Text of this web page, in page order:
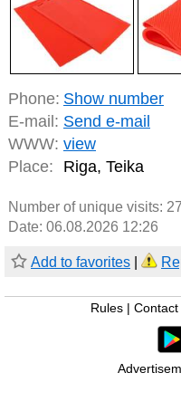
Phone: Show number
E-mail: Send e-mail
WWW: view
Place:
Riga, Teika
Number of unique visits: 27
Date: 06.08.2026 12:26
Add to favorites
Rules